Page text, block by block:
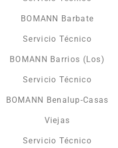
BOMANN Barbate
Servicio Técnico
BOMANN Barrios (Los)
Servicio Técnico
BOMANN Benalup-Casas
Viejas
Servicio Técnico